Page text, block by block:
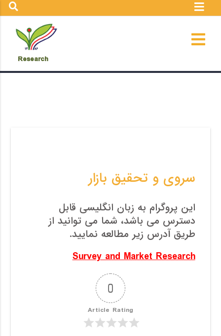
Research
سروی و تحقیق بازار
این پروگرام به زبان انگلیسی قابل
دسترس می باشد، شما می توانید از
طریق آدرس زیر مطالعه نمایید.
Survey and Market Research
0
Article Rating